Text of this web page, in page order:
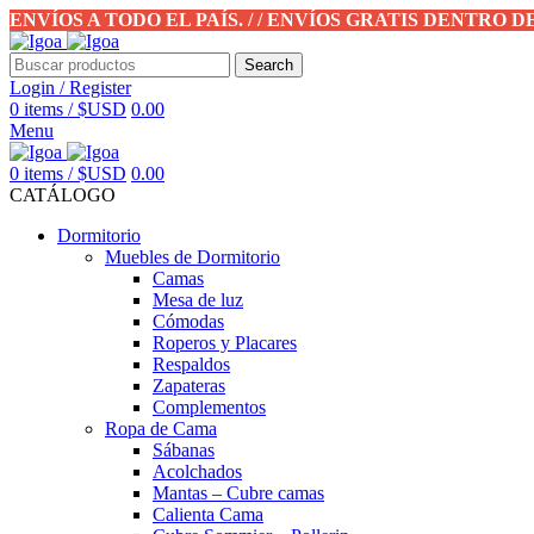
ENVÍOS A TODO EL PAÍS. / / ENVÍOS GRATIS DENTRO
Search
Login / Register
0 items / $USD 0.00
Menu
0 items / $USD 0.00
CATÁLOGO
Dormitorio
Muebles de Dormitorio
Camas
Mesa de luz
Cómodas
Roperos y Placares
Respaldos
Zapateras
Complementos
Ropa de Cama
Sábanas
Acolchados
Mantas – Cubre camas
Calienta Cama